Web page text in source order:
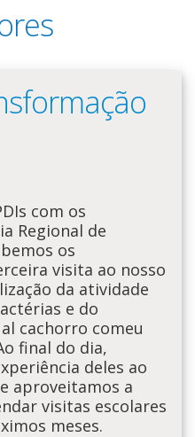
com os
Regional de
os
visita ao nosso
da atividade
e do
cachorro comeu
final do dia,
deles ao
aproveitamos a
visitas escolares
meses.